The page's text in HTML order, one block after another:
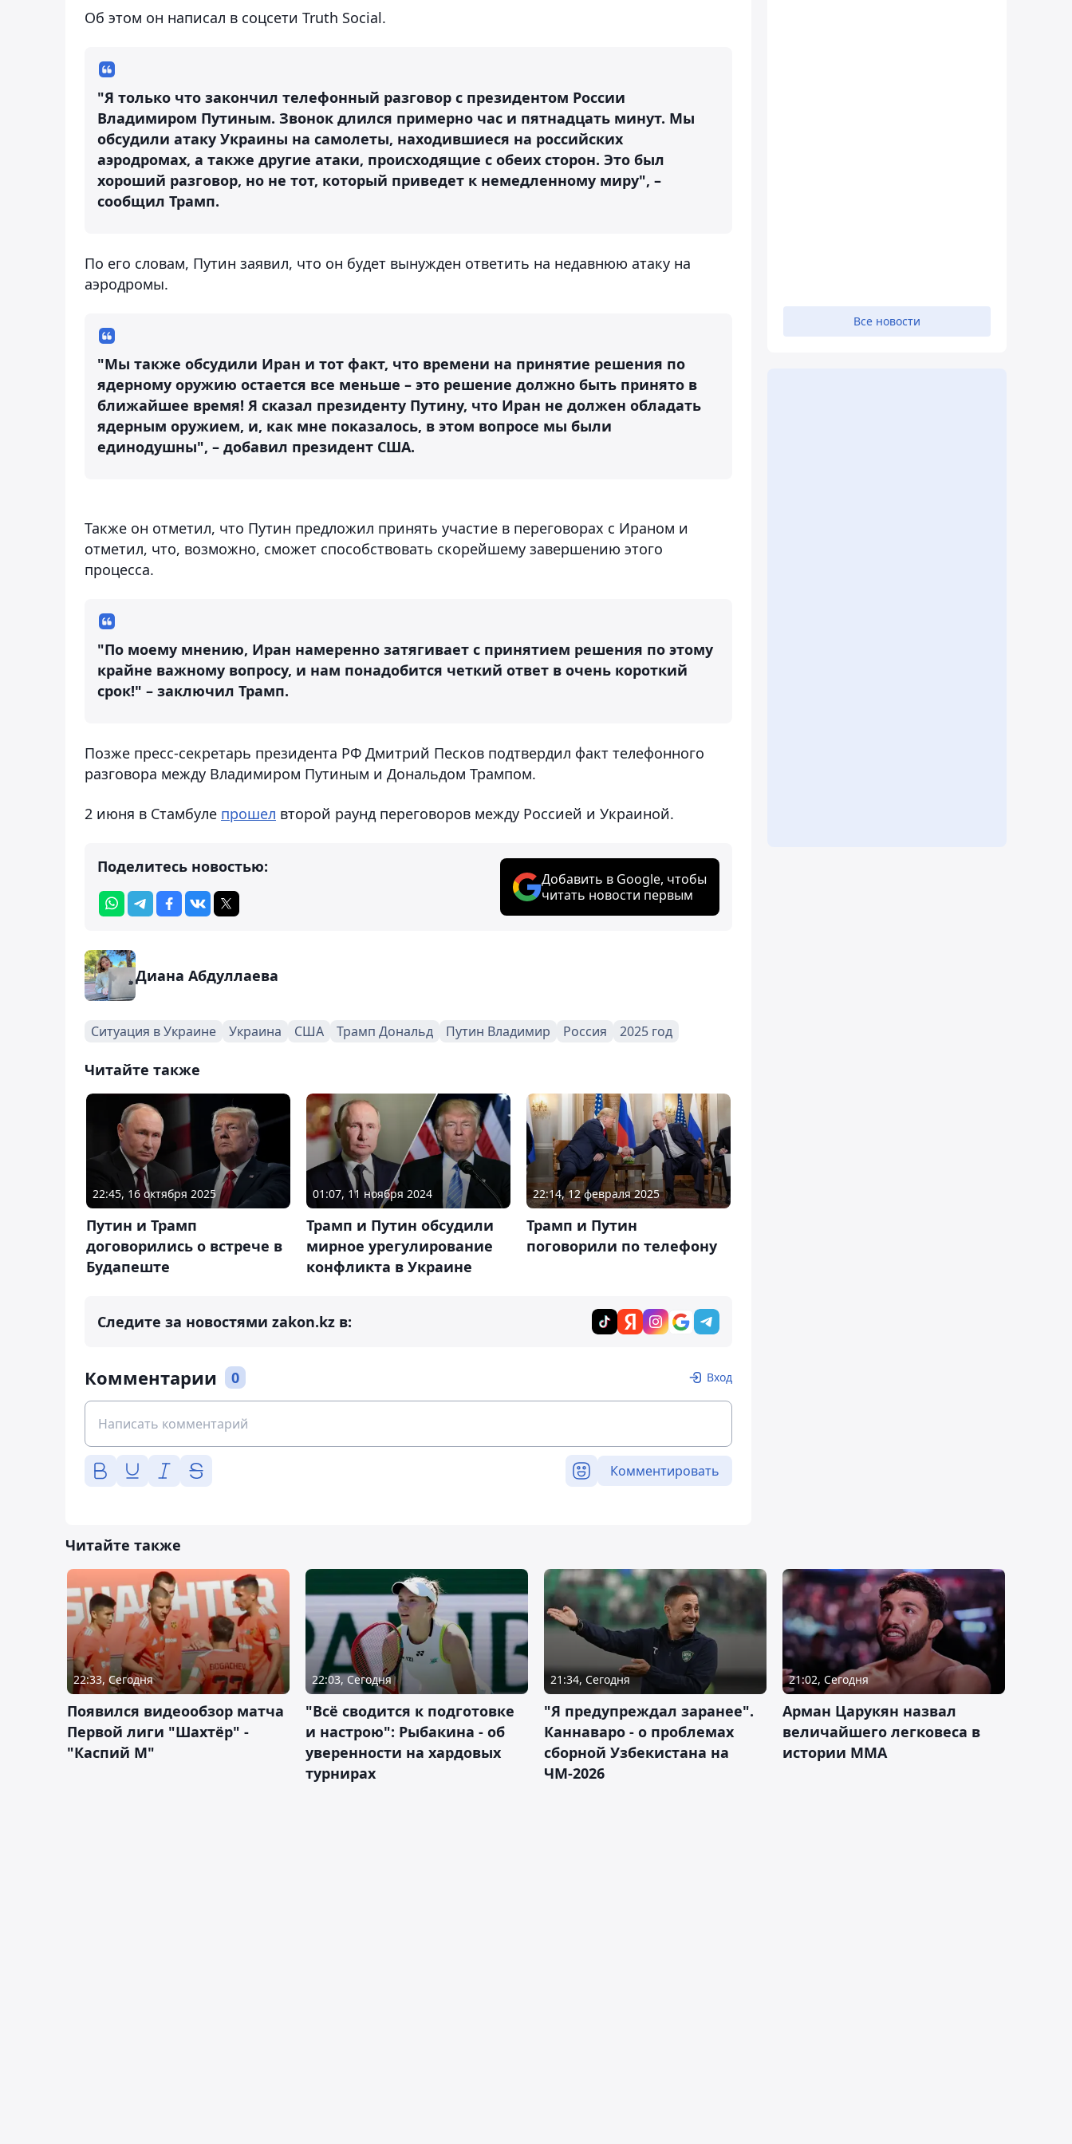
Об этом он написал в соцсети Truth Social.
"Я только что закончил телефонный разговор с президентом России
Владимиром Путиным. Звонок длился примерно час и пятнадцать минут. Мы
обсудили атаку Украины на самолеты, находившиеся на российских
аэродромах, а также другие атаки, происходящие с обеих сторон. Это был
хороший разговор, но не тот, который приведет к немедленному миру", –
сообщил Трамп.
По его словам, Путин заявил, что он будет вынужден ответить на недавнюю атаку на
аэродромы.
"Мы также обсудили Иран и тот факт, что времени на принятие решения по
ядерному оружию остается все меньше – это решение должно быть принято в
ближайшее время! Я сказал президенту Путину, что Иран не должен обладать
ядерным оружием, и, как мне показалось, в этом вопросе мы были
единодушны", – добавил президент США.
Также он отметил, что Путин предложил принять участие в переговорах с Ираном и
отметил, что, возможно, сможет способствовать скорейшему завершению этого
процесса.
"По моему мнению, Иран намеренно затягивает с принятием решения по этому
крайне важному вопросу, и нам понадобится четкий ответ в очень короткий
срок!" – заключил Трамп.
Позже пресс-секретарь президента РФ Дмитрий Песков подтвердил факт телефонного
разговора между Владимиром Путиным и Дональдом Трампом.
2 июня в Стамбуле прошел второй раунд переговоров между Россией и Украиной.
Поделитесь новостью:
Добавить в Google, чтобы
читать новости первым
Диана Абдуллаева
Ситуация в Украине Украина США Трамп Дональд Путин Владимир Россия 2025 год
Читайте также
22:45, 16 октября 2025
Путин и Трамп
договорились о встрече в
Будапеште
01:07, 11 ноября 2024
Трамп и Путин обсудили
мирное урегулирование
конфликта в Украине
22:14, 12 февраля 2025
Трамп и Путин
поговорили по телефону
Следите за новостями zakon.kz в:
Комментарии 0 Вход
Комментировать
Все новости
Читайте также
22:33, Сегодня
Появился видеообзор матча
Первой лиги "Шахтёр" -
"Каспий М"
22:03, Сегодня
"Всё сводится к подготовке
и настрою": Рыбакина - об
уверенности на хардовых
турнирах
21:34, Сегодня
"Я предупреждал заранее".
Каннаваро - о проблемах
сборной Узбекистана на
ЧМ-2026
21:02, Сегодня
Арман Царукян назвал
величайшего легковеса в
истории ММА